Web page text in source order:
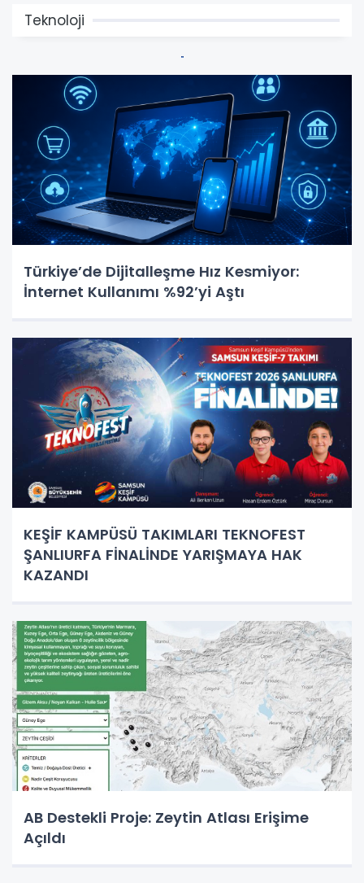
Teknoloji
Türkiye’de Dijitalleşme Hız Kesmiyor:
İnternet Kullanımı %92’yi Aştı
KEŞİF KAMPÜSÜ TAKIMLARI TEKNOFEST
ŞANLIURFA FİNALİNDE YARIŞMAYA HAK
KAZANDI
AB Destekli Proje: Zeytin Atlası Erişime
Açıldı